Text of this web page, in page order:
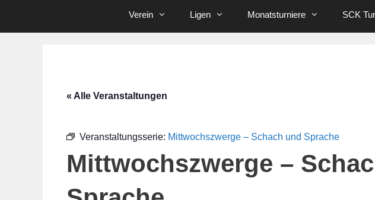
Verein Ligen Monatsturniere SCK
« Alle Veranstaltungen
Veranstaltungsserie: Mittwochszwerge – Schach und Sprache
Mittwochszwerge –